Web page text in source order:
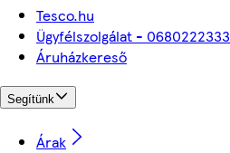
Tesco.hu
Ügyfélszolgálat - 0680222333
Áruházkereső
Segítünk
Árak